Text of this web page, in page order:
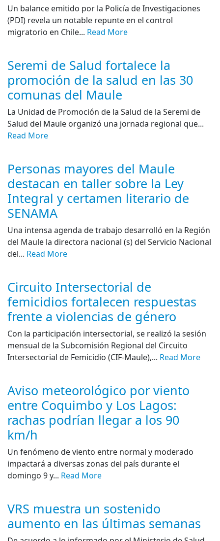
Un balance emitido por la Policía de Investigaciones
(PDI) revela un notable repunte en el control
migratorio en Chile... Read More
Seremi de Salud fortalece la
promoción de la salud en las 30
comunas del Maule
La Unidad de Promoción de la Salud de la Seremi de
Salud del Maule organizó una jornada regional que...
Read More
Personas mayores del Maule
destacan en taller sobre la Ley
Integral y certamen literario de
SENAMA
Una intensa agenda de trabajo desarrolló en la Región
del Maule la directora nacional (s) del Servicio Nacional
del... Read More
Circuito Intersectorial de
femicidios fortalecen respuestas
frente a violencias de género
Con la participación intersectorial, se realizó la sesión
mensual de la Subcomisión Regional del Circuito
Intersectorial de Femicidio (CIF-Maule),... Read More
Aviso meteorológico por viento
entre Coquimbo y Los Lagos:
rachas podrían llegar a los 90
km/h
Un fenómeno de viento entre normal y moderado
impactará a diversas zonas del país durante el
domingo 9 y... Read More
VRS muestra un sostenido
aumento en las últimas semanas